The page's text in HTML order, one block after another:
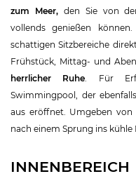
zum Meer,den Sie von
vollends genießen
schattigen Sitzbereiche
Frühstück, Mittag- und
herrlicher Ruhe . Für
Swimmingpool, der
aus eröffnet. Umgeben von
nach einem Sprung ins kühle
INNENBEREICH